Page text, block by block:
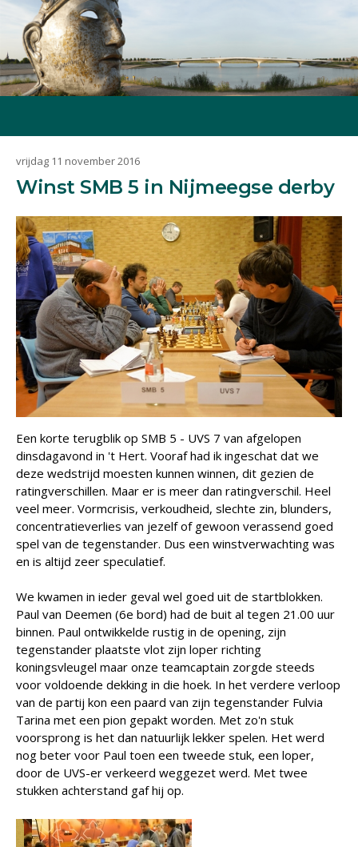
vrijdag 11 november 2016
Winst SMB 5 in Nijmeegse derby
Een korte terugblik op SMB 5 - UVS 7 van afgelopen
dinsdagavond in 't Hert. Vooraf had ik ingeschat dat we
deze wedstrijd moesten kunnen winnen, dit gezien de
ratingverschillen. Maar er is meer dan ratingverschil. Heel
veel meer. Vormcrisis, verkoudheid, slechte zin, blunders,
concentratieverlies van jezelf of gewoon verassend goed
spel van de tegenstander. Dus een winstverwachting was
en is altijd zeer speculatief.
We kwamen in ieder geval wel goed uit de startblokken.
Paul van Deemen (6e bord) had de buit al tegen 21.00 uur
binnen. Paul ontwikkelde rustig in de opening, zijn
tegenstander plaatste vlot zijn loper richting
koningsvleugel maar onze teamcaptain zorgde steeds
voor voldoende dekking in die hoek. In het verdere verloop
van de partij kon een paard van zijn tegenstander Fulvia
Tarina met een pion gepakt worden. Met zo'n stuk
voorsprong is het dan natuurlijk lekker spelen. Het werd
nog beter voor Paul toen een tweede stuk, een loper,
door de UVS-er verkeerd weggezet werd. Met twee
stukken achterstand gaf hij op.